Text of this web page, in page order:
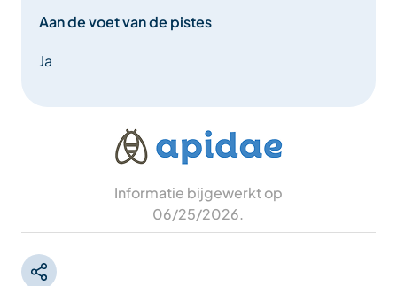
Aan de voet van de pistes
Ja
Informatie bijgewerkt op
06/25/2026.